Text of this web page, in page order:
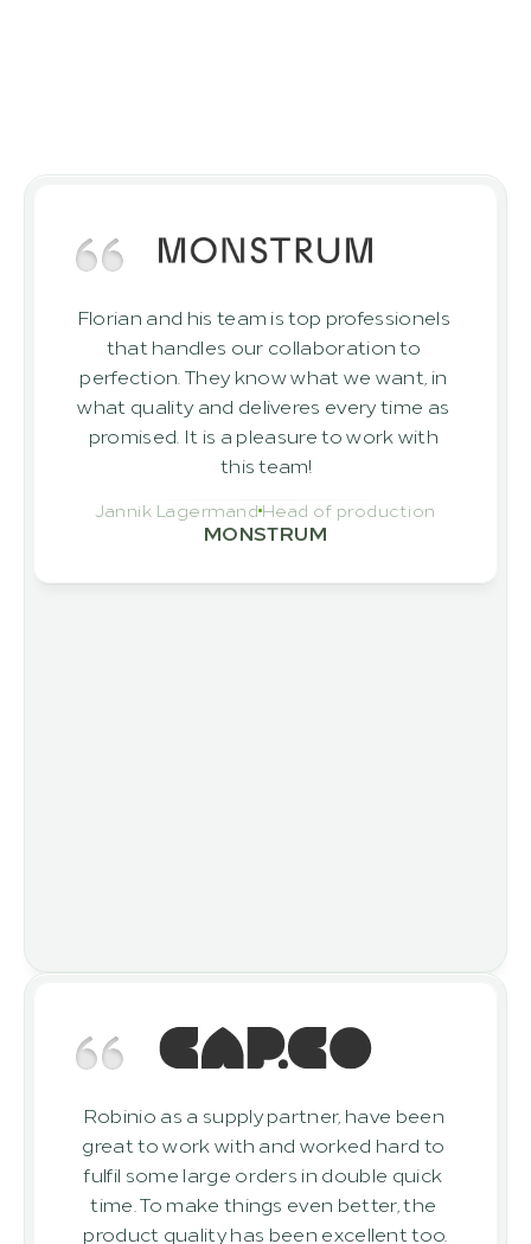
realizzato con successo progetti con
Florian and his team is top professionels
that handles our collaboration to
perfection. They know what we want, in
what quality and deliveres every time as
promised. It is a pleasure to work with
this team!
Jannik Lagermand Head of production
MONSTRUM
Robinio as a supply partner, have been
great to work with and worked hard to
fulfil some large orders in double quick
time. To make things even better, the
product quality has been excellent too.